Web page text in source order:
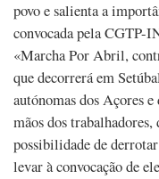
povo e salienta a
convocada pela CGTP-
«Marcha Por Abril,
que decorrerá em
autónomas dos Açores
mãos dos trabalhadores,
possibilidade de
levar à convocação de